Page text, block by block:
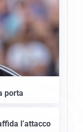
porta
l’attacco